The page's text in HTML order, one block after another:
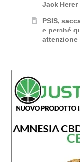
Jack
PSIS,
e perché
attenzione